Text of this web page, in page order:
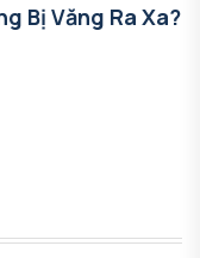
Bị Văng Ra Xa?